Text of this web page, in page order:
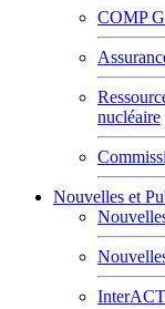
COMP
nucléaire
Nouvelles et